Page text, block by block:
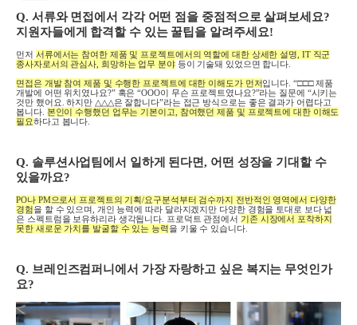
Q. 서류와 면접에서 각각 어떤 점을 중점적으로 살펴보세요?
지원자들에게 합격할 수 있는 꿀팁을 알려주세요!
먼저 서류에서는 참여한 제품 및 프로젝트에서의 역할에 대한 상세한 설명 , IT 직군
종사자로서의 관심사 희망하는 업무 분야등이 기술돼 있었으면 합니다
면접은 개발 참여 제품 및 수행한 프로젝트에 대한 이해도가 먼저입니다 . “□□□제품
개발에 어떤 위치였나요?” 혹은“OOO이 무슨 프로젝트였나요?”라는 질문에 “시키는
것만 했어요 .하지만 △△△은 잘합니다”라는 접근 방식으로는 좋은 결과가 어렵다고
봅니다. 본인이 수행했던 업무는 기본이고
참여했던 제품 및 프로젝트에 대한 이해도
필요하다고 봅니다
Q. 솔루션사업팀에서 일하게 된다면, 어떤 성장을 기대할 수
있을까요?
PO나PM으로서 프로젝트의 기획/요구분석부터 검수까지 전반적인 영역에서 다양한
경험을 할 수 있으며
개인 능력에 따라 달라지겠지만 다양한 경험을 토대로 보다 넓
은 스펙트럼을 보유하리라 생각됩니다 프로덕트 관점에서 기존 시장에서 포착하지
못한 새로운 가치를 발굴할 수 있는 능력을 키울 수 있습니다.
Q. 브레인즈컴퍼니에서 가장 자랑하고 싶은 복지는 무엇인가
요?